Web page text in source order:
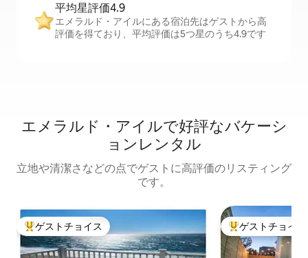
平均星評価4.9
エメラルド・アイルにある宿泊先はゲストから高
評価を得ており、平均評価は5つ星のうち4.9です
エメラルド・アイルで好評なバケーシ
ョンレンタル
立地や清潔さなどの点でゲストに高評価のリスティング
です。
大好評のゲストチョイスです。
ゲストチョイス 大好評のゲスト
ゲストチョイス